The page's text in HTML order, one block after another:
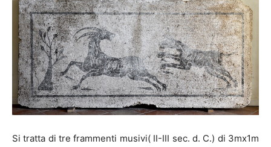
Si tratta di tre frammenti musivi( II-III sec. d. C.) di 3mx1m